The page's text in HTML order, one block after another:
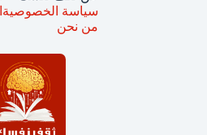
سياسة الخصوصية
من نحن